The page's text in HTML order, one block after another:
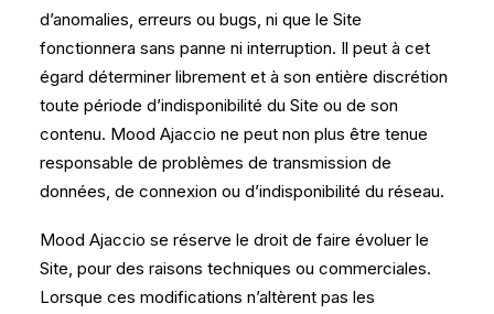
d’anomalies, erreurs ou bugs, ni que le Site
fonctionnera sans panne ni interruption. Il peut à cet
égard déterminer librement et à son entière discrétion
toute période d’indisponibilité du Site ou de son
contenu. Mood Ajaccio ne peut non plus être tenue
responsable de problèmes de transmission de
données, de connexion ou d’indisponibilité du réseau.
Mood Ajaccio se réserve le droit de faire évoluer le
Site, pour des raisons techniques ou commerciales.
Lorsque ces modifications n’altèrent pas les